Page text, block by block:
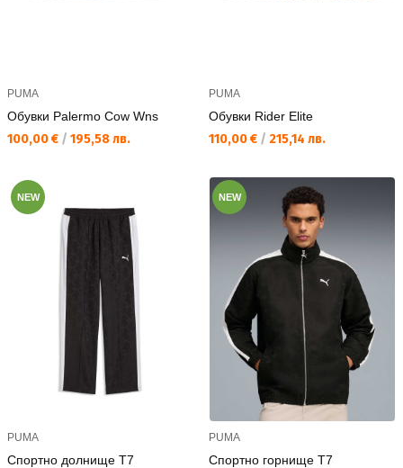
PUMA
Обувки Palermo Cow Wns
Текуща цена:
100,00 € / 195,58 лв.
PUMA
Обувки Rider Elite
Текуща цена:
110,00 € / 215,14 лв.
NEW
PUMA
Спортно долнище T7
NEW
PUMA
Спортно горнище T7